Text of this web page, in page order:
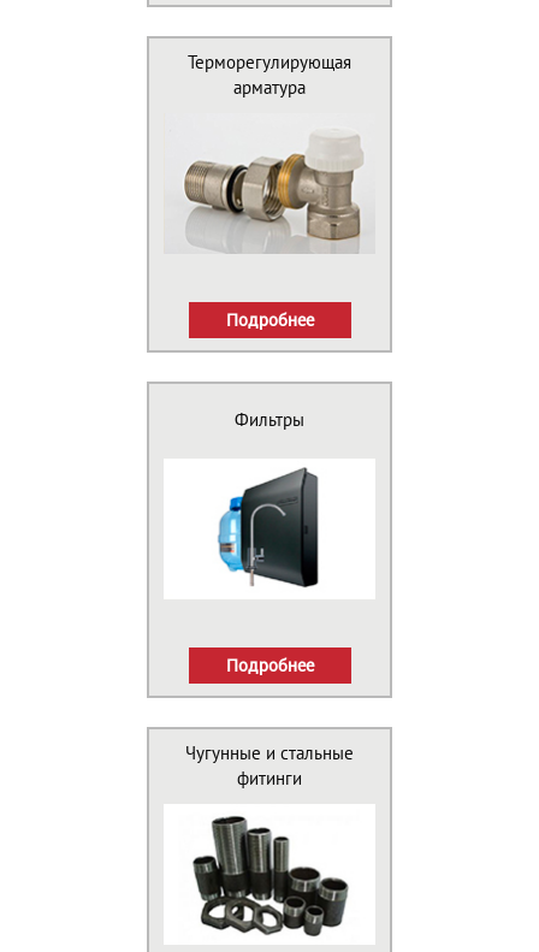
Терморегулирующая
арматура
Подробнее
Фильтры
Подробнее
Чугунные и стальные
фитинги